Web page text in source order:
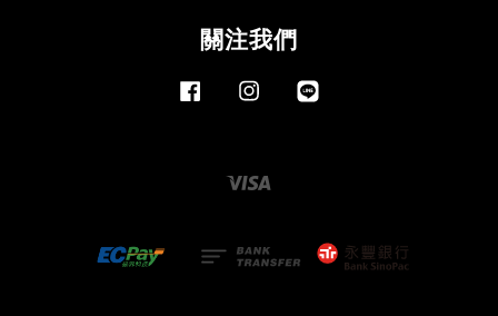
關注我們
Facebook Instagram